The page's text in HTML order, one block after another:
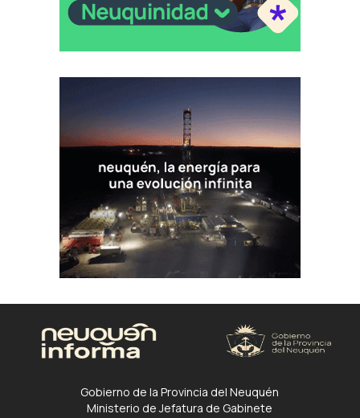
Gobierno de la Provincia del Neuquén
Ministerio de Jefatura de Gabinete